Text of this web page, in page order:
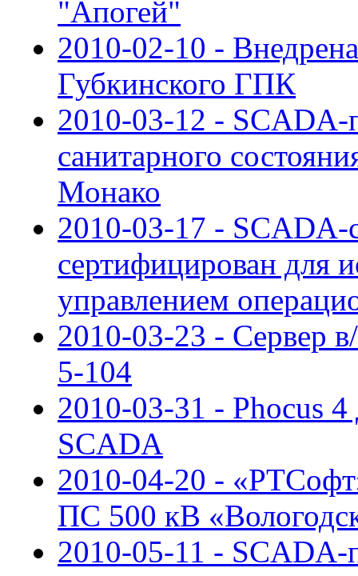
"Апогей"
2010-02-10 -
Губкинского ГПК
2010-03-12 - SCADA-
санитарного
Монако
2010-03-17 - SCADA-
сертифицирован для
управлением
2010-03-23 - Сервер
5-104
2010-03-31 - Phocus 4
SCADA
2010-04-20 -
ПС 500 кВ
2010-05-11 - SCADA-